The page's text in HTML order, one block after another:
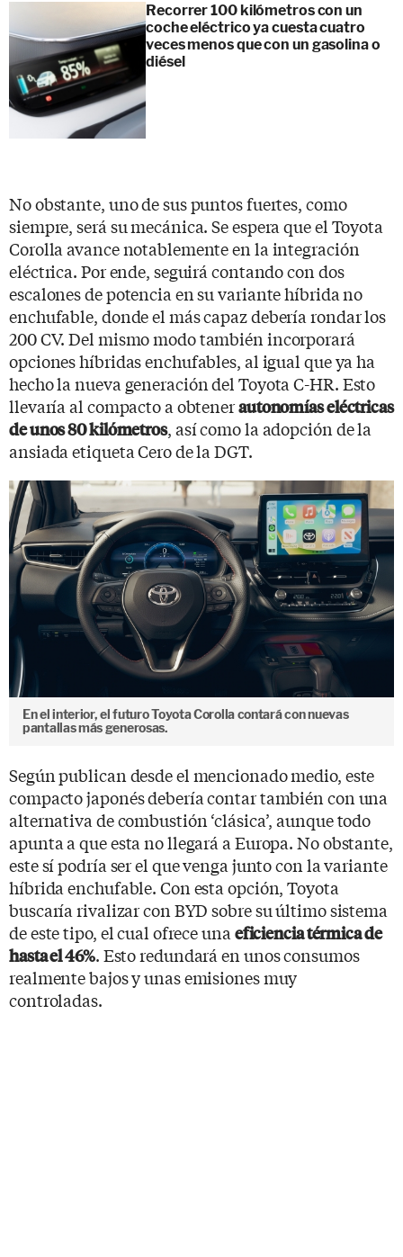
Recorrer 100 kilómetros con un
coche eléctrico ya cuesta cuatro
veces menos que con un gasolina o
diésel
No obstante, uno de sus puntos fuertes, como
siempre, será su mecánica. Se espera que el Toyota
Corolla avance notablemente en la integración
eléctrica. Por ende, seguirá contando con dos
escalones de potencia en su variante híbrida no
enchufable, donde el más capaz debería rondar los
200 CV. Del mismo modo también incorporará
opciones híbridas enchufables, al igual que ya ha
hecho la nueva generación del Toyota C-HR. Esto
llevaría al compacto a obtenerautonomías eléctricas
de unos 80 kilómetros, así como la adopción de la
ansiada etiqueta Cero de la DGT.
En el interior, el futuro Toyota Corolla contará con nuevas
pantallas más generosas.
Según publican desde el mencionado medio, este
compacto japonés debería contar también con una
alternativa de combustión ‘clásica’, aunque todo
apunta a que esta no llegará a Europa. No obstante,
este sí podría ser el que venga junto con la variante
híbrida enchufable. Con esta opción, Toyota
buscaría rivalizar con BYD sobre su último sistema
de este tipo, el cual ofrece una eficiencia térmica de
hasta el 46%. Esto redundará en unos consumos
realmente bajos y unas emisiones muy
controladas.